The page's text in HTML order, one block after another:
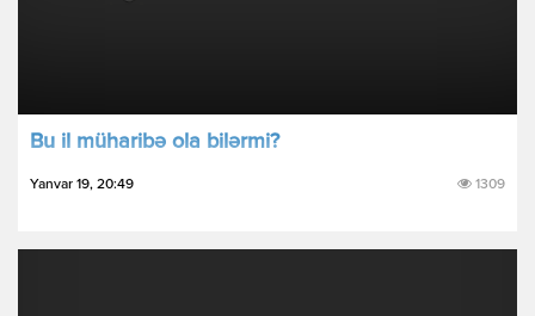
Bu il müharibə оla bilərmi?
Yanvar 19, 20:49 1309